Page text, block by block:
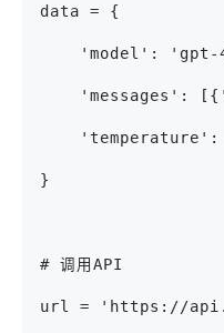
data = {
'model': 'gpt-
'messages':
'temperature':
}
# 调用API
url = 'https://